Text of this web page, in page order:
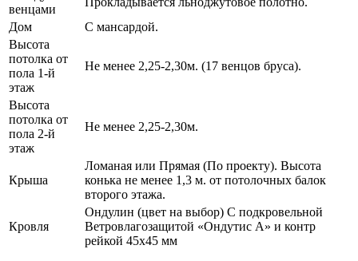
венцами
Дом
С мансардой.
Высота
потолка от
пола 1-й
этаж
Не менее 2,25-2,30м. (17 венцов бруса).
Высота
потолка от
пола 2-й
этаж
Не менее 2,25-2,30м.
Крыша
Ломаная или Прямая (По проекту). Высота
конька не менее 1,3 м. от потолочных балок
второго этажа.
Кровля
Ондулин (цвет на выбор) С подкровельной
Ветровлагозащитой «Ондутис А» и контр
рейкой 45х45 мм